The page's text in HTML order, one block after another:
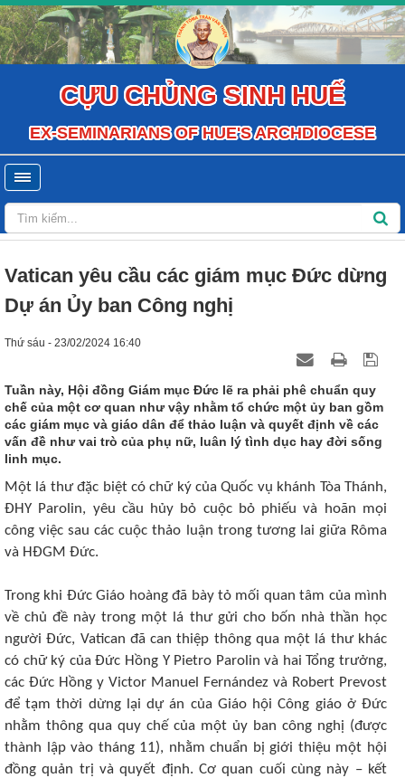
CỰU CHỦNG SINH HUẾ
EX-SEMINARIANS OF HUE'S ARCHDIOCESE
Vatican yêu cầu các giám mục Đức dừng
Dự án Ủy ban Công nghị
Thứ sáu - 23/02/2024 16:40
Tuần này, Hội đồng Giám mục Đức lẽ ra phải phê chuẩn quy
chế của một cơ quan như vậy nhằm tổ chức một ủy ban gồm
các giám mục và giáo dân để thảo luận và quyết định về các
vấn đề như vai trò của phụ nữ, luân lý tình dục hay đời sống
linh mục.
Một lá thư đặc biệt có chữ ký của Quốc vụ khánh Tòa Thánh,
ĐHY Parolin, yêu cầu hủy bỏ cuộc bỏ phiếu và hoãn mọi
công việc sau các cuộc thảo luận trong tương lai giữa Rôma
và HĐGM Đức.
Trong khi Đức Giáo hoàng đã bày tỏ mối quan tâm của mình
về chủ đề này trong một lá thư gửi cho bốn nhà thần học
người Đức, Vatican đã can thiệp thông qua một lá thư khác
có chữ ký của Đức Hồng Y Pietro Parolin và hai Tổng trưởng,
các Đức Hồng y Victor Manuel Fernández và Robert Prevost
để tạm thời dừng lại dự án của Giáo hội Công giáo ở Đức
nhằm thông qua quy chế của một ủy ban công nghị (được
thành lập vào tháng 11), nhằm chuẩn bị giới thiệu một hội
đồng quản trị và quyết định. Cơ quan cuối cùng này – kết